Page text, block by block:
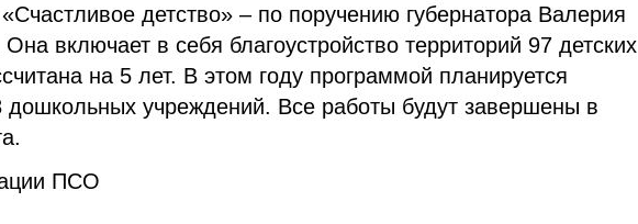
детство» – по поручению губернатора Валерия
включает в себя благоустройство территорий 97 детских
на 5 лет. В этом году программой планируется
дошкольных учреждений. Все работы будут завершены в
ПСО